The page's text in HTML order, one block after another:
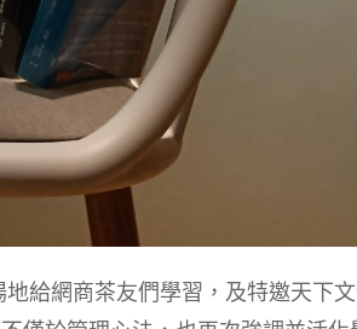
給網商茶友們學習，及特邀天下